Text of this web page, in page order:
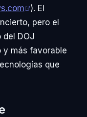
). El
pero el
del DOJ
y más favorable
que